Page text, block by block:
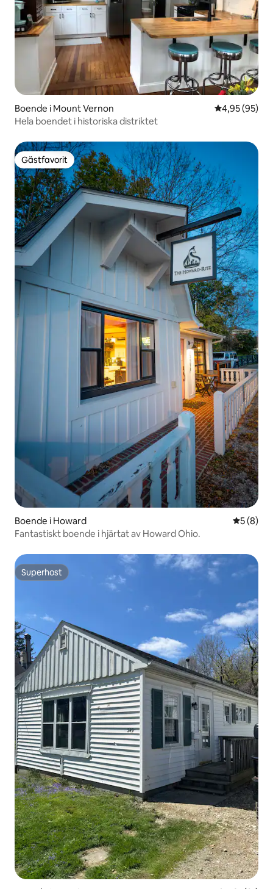
Boende i Mount Vernon 4,95 av 5 i
4,95 (95)
Hela boendet i historiska distriktet
Gästfavorit
Gästfavorit
Boende i Howard 5 av 5 i
5 (8)
Fantastiskt boende i hjärtat av Howard Ohio.
Superhost
Superhost